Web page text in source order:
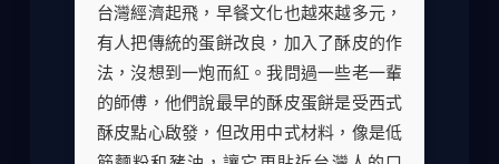
台灣經濟起飛，早餐文化也越來越多元，
有人把傳統的蛋餅改良，加入了酥皮的作
法，沒想到一炮而紅。我問過一些老一輩
的師傅，他們說最早的酥皮蛋餅是受西式
酥皮點心啟發，但改用中式材料，像是低